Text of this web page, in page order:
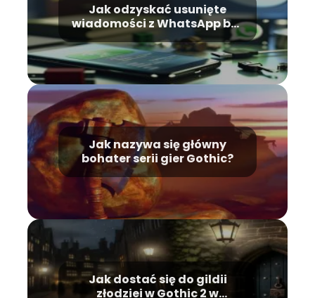
Jak odzyskać usunięte
wiadomości z WhatsApp bez
kopii zapasowej?
Jak nazywa się główny
bohater serii gier Gothic?
Jak dostać się do gildii
złodziei w Gothic 2 w